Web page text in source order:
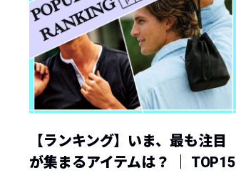
【ランキング】いま、最も注目
が集まるアイテムは？ ｜ TOP15